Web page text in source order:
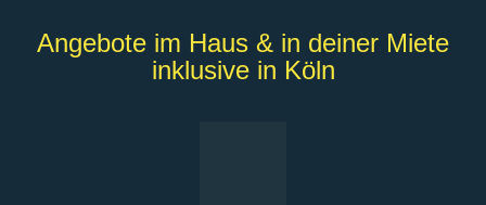
Angebote im Haus & in deiner Miete
inklusive in Köln